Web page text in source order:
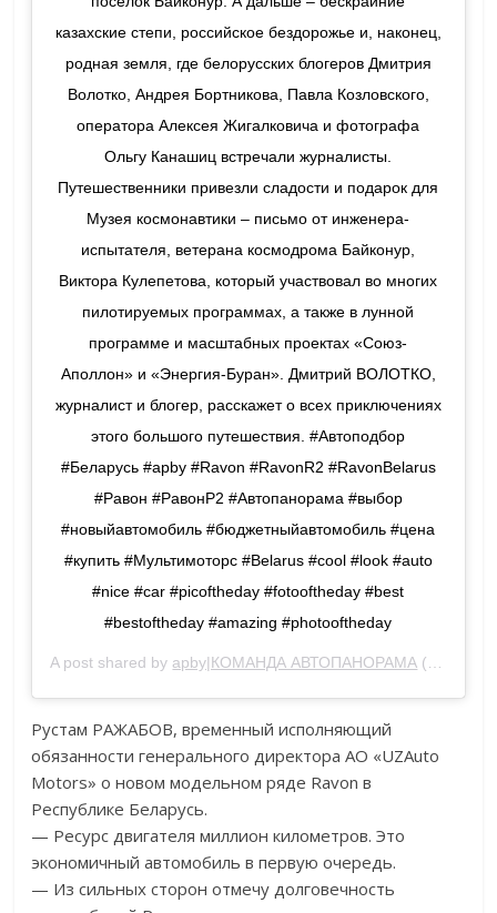
казахские степи, российское бездорожье и, наконец,
родная земля, где белорусских блогеров Дмитрия
Волотко, Андрея Бортникова, Павла Козловского,
оператора Алексея Жигалковича и фотографа
Ольгу Канашиц встречали журналисты.
Путешественники привезли сладости и подарок для
Музея космонавтики – письмо от инженера-
испытателя, ветерана космодрома Байконур,
Виктора Кулепетова, который участвовал во многих
пилотируемых программах, а также в лунной
программе и масштабных проектах «Союз-
Аполлон» и «Энергия-Буран». Дмитрий ВОЛОТКО,
журналист и блогер, расскажет о всех приключениях
этого большого путешествия. #Автоподбор
#Беларусь #apby #Ravon #RavonR2 #RavonBelarus
#Равон #РавонР2 #Автопанорама #выбор
#новыйавтомобиль #бюджетныйавтомобиль #цена
#купить #Мультимоторс #Belarus #cool #look #auto
#nice #car #picoftheday #fotooftheday #best
#bestoftheday #amazing #photooftheday
A post shared by apby|КОМАНДА АВТОПАНОРАМА (@avtopanorama) on
Рустам РАЖАБОВ, временный исполняющий
обязанности генерального директора АО «UZAuto
Motors» о новом модельном ряде Ravon в
Республике Беларусь.
— Ресурс двигателя миллион километров. Это
экономичный автомобиль в первую очередь.
— Из сильных сторон отмечу долговечность